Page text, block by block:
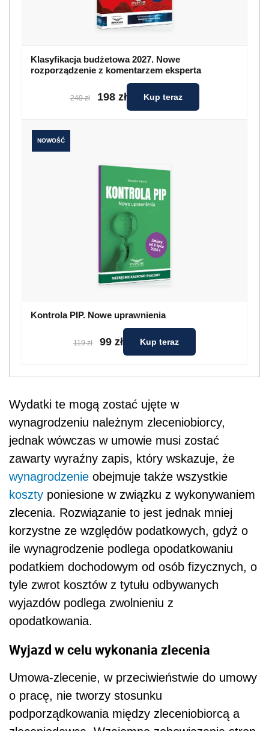
Klasyfikacja budżetowa 2027. Nowe
rozporządzenie z komentarzem eksperta
249 zł 198 zł Kup teraz
NOWOŚĆ
Kontrola PIP. Nowe uprawnienia
119 zł 99 zł Kup teraz
Wydatki te mogą zostać ujęte w
wynagrodzeniu należnym zleceniobiorcy,
jednak wówczas w umowie musi zostać
zawarty wyraźny zapis, który wskazuje, że
wynagrodzenie obejmuje także wszystkie
koszty poniesione w związku z wykonywaniem
zlecenia. Rozwiązanie to jest jednak mniej
korzystne ze względów podatkowych, gdyż o
ile wynagrodzenie podlega opodatkowaniu
podatkiem dochodowym od osób fizycznych, o
tyle zwrot kosztów z tytułu odbywanych
wyjazdów podlega zwolnieniu z
opodatkowania.
Wyjazd w celu wykonania zlecenia
Umowa-zlecenie, w przeciwieństwie do umowy
o pracę, nie tworzy stosunku
podporządkowania między zleceniobiorcą a